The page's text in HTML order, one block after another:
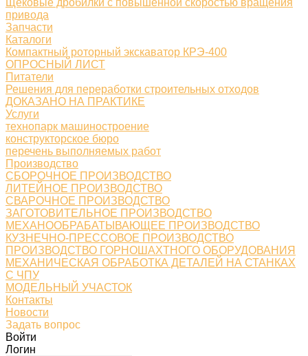
Щековые дробилки с повышенной скоростью вращения
привода
Запчасти
Каталоги
Компактный роторный экскаватор КРЭ-400
ОПРОСНЫЙ ЛИСТ
Питатели
Решения для переработки строительных отходов
ДОКАЗАНО НА ПРАКТИКЕ
Услуги
технопарк машиностроение
конструкторское бюро
перечень выполняемых работ
Производство
СБОРОЧНОЕ ПРОИЗВОДСТВО
ЛИТЕЙНОЕ ПРОИЗВОДСТВО
СВАРОЧНОЕ ПРОИЗВОДСТВО
ЗАГОТОВИТЕЛЬНОЕ ПРОИЗВОДСТВО
МЕХАНООБРАБАТЫВАЮЩЕЕ ПРОИЗВОДСТВО
КУЗНЕЧНО-ПРЕССОВОЕ ПРОИЗВОДСТВО
ПРОИЗВОДСТВО ГОРНОШАХТНОГО ОБОРУДОВАНИЯ
МЕХАНИЧЕСКАЯ ОБРАБОТКА ДЕТАЛЕЙ НА СТАНКАХ
С ЧПУ
МОДЕЛЬНЫЙ УЧАСТОК
Контакты
Новости
Задать вопрос
Войти
Логин